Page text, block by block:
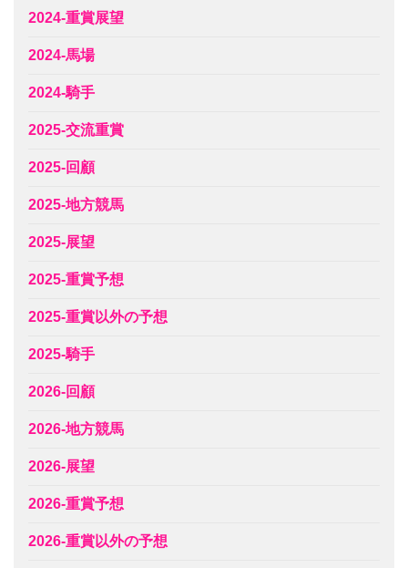
2024-重賞展望
2024-馬場
2024-騎手
2025-交流重賞
2025-回顧
2025-地方競馬
2025-展望
2025-重賞予想
2025-重賞以外の予想
2025-騎手
2026-回顧
2026-地方競馬
2026-展望
2026-重賞予想
2026-重賞以外の予想